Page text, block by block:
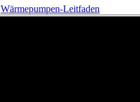
Wärmepumpen-Leitfaden